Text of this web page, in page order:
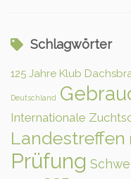
Schlagwörter
125 Jahre Klub
Deutschland
Internationale
Landestreffen
Prüfung